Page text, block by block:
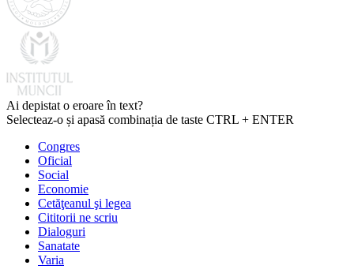
Ai depistat o eroare în text?
Selecteaz-o și apasă combinația de taste CTRL + ENTER
Congres
Oficial
Social
Economie
Cetăţeanul şi legea
Cititorii ne scriu
Dialoguri
Sanatate
Varia